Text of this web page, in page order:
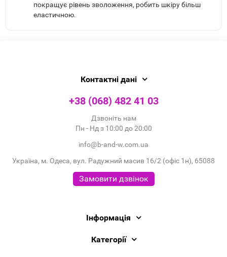
покращує рівень зволоження, робить шкіру більш
еластичною.
Контактні дані
+38 (068) 482 41 03
Дзвоніть нам
Пн - Нд з 10:00 до 20:00
info@b-and-w.com.ua
Україна, м. Одеса, вул. Радужний масив 16/2 (офіс 1н), 65088
Замовити дзвінок
Інформація
Категорії